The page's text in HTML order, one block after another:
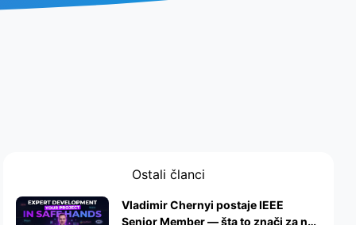
Ostali članci
Vladimir Chernyi postaje IEEE
Senior Member — šta to znači za naš